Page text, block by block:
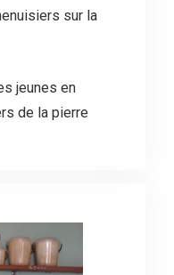
sur la
jeunes en
de la pierre